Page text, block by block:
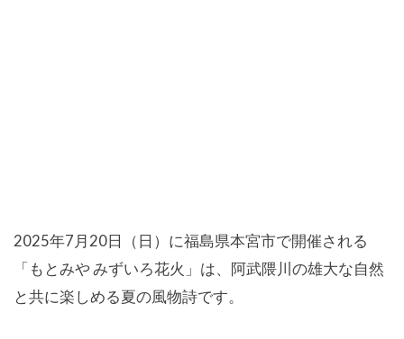
2025年7月20日（日）に福島県本宮市で開催される
「もとみや みずいろ花火」は、阿武隈川の雄大な自然
と共に楽しめる夏の風物詩です。